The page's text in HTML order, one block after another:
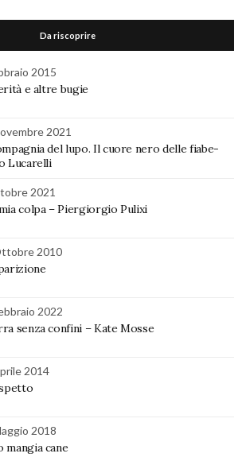
Da riscoprire
2015
e altre bugie
2021
del lupo. Il cuore nero delle fiabe-
Lucarelli
2021
colpa – Piergiorgio Pulixi
2010
2022
senza confini – Kate Mosse
2014
2018
mangia cane